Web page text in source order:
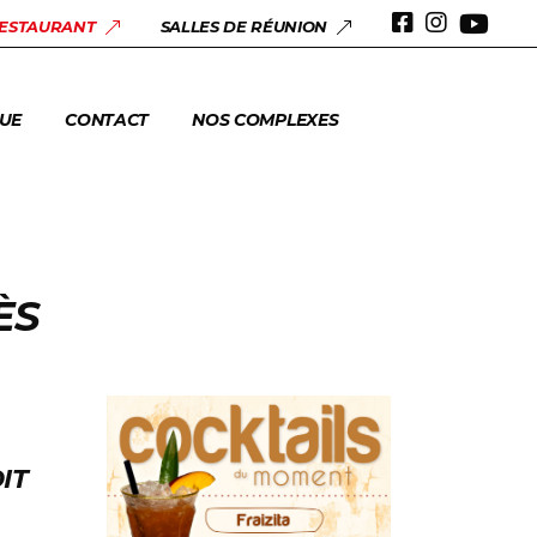
SALLES DE RÉUNION
CONTACT NOS COMPLEXES
ANNIVERSAIRES